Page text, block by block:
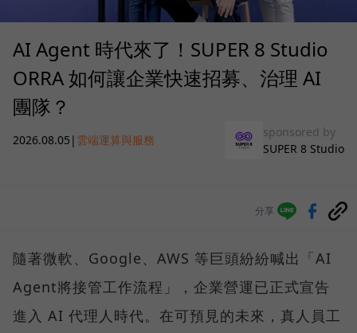
AI Agent 時代來了！SUPER 8 Studio
ORRA 如何讓企業快速招募、治理 AI
團隊？
2026.08.05 | 雲端運算與服務
sponsored by
SUPER 8 Studio
分享
隨著微軟、Google、AWS 等巨頭紛紛喊出「AI
Agent將接管工作流程」，企業營運已正式宣告
進入 AI 代理人時代。在可預見的未來，真人員工